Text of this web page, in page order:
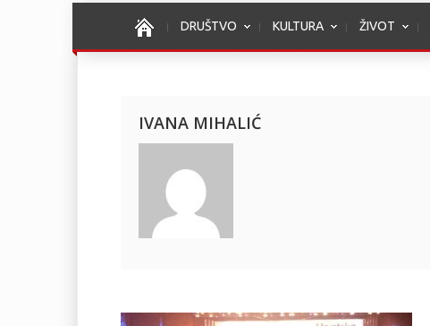
DRUŠTVO KULTURA ŽIVOT
IVANA MIHALIĆ